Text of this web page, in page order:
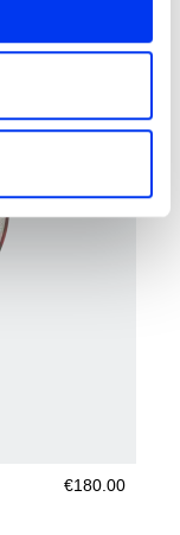
€180.00